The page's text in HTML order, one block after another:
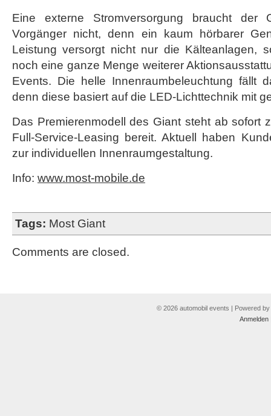
Eine externe Stromversorgung braucht der
Vorgänger nicht, denn ein kaum hörbarer
Leistung versorgt nicht nur die Kälteanlagen,
noch eine ganze Menge weiterer
Events. Die helle Innenraumbeleuchtung fällt
denn diese basiert auf die LED-Lichttechnik mit
Das Premierenmodell des Giant steht ab sofort
Full-Service-Leasing bereit. Aktuell haben
zur individuellen Innenraumgestaltung.
Info: www.most-mobile.de
Tags: Most Giant
Comments are closed.
© 2026 automobil events | Powered by
Anmelden|